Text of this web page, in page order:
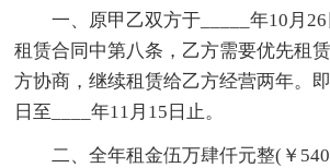
一、原甲乙双方于_____年10月
租赁合同中第八条，乙方需要优先租
方协商，继续租赁给乙方经营两年。
日至____年11月15日止。
二、全年租金伍万肆仟元整(￥